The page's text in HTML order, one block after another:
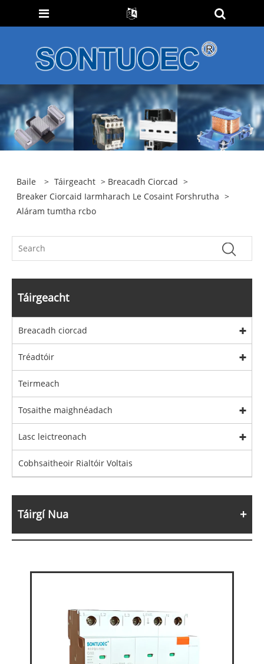
Baile > Táirgeacht > Breacadh Ciorcad >
Breaker Ciorcaid Iarmharach Le Cosaint Forshrutha >
Aláram tumtha rcbo
Táirgeacht
Breacadh ciorcad
Tréadtóir
Teirmeach
Tosaithe maighnéadach
Lasc leictreonach
Cobhsaitheoir Rialtóir Voltais
Táirgí Nua